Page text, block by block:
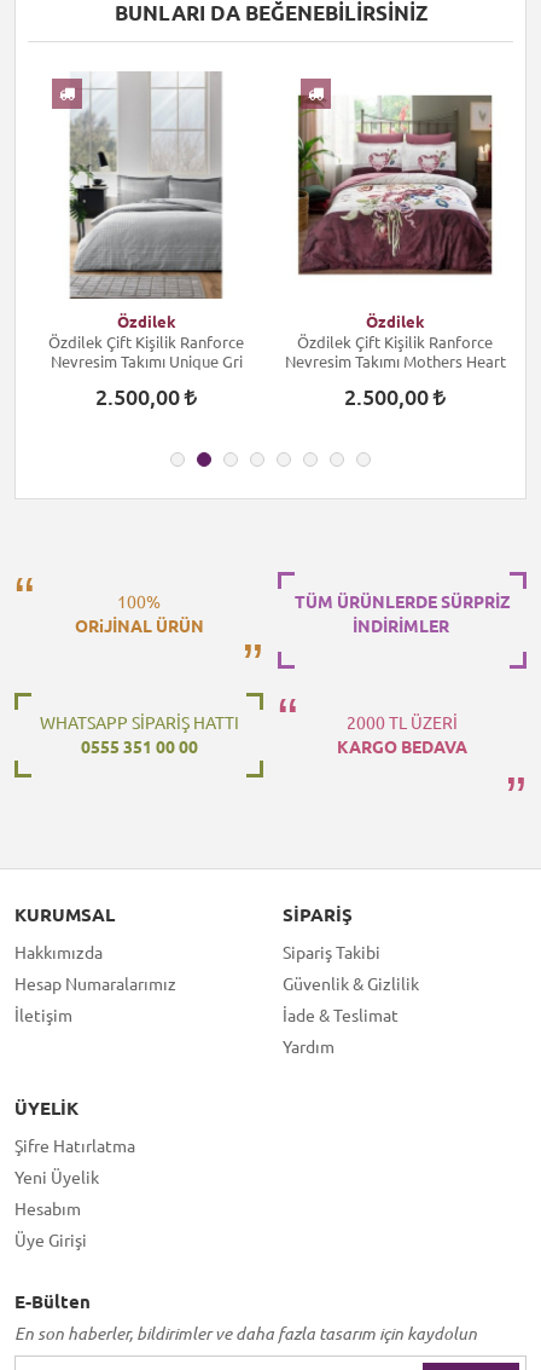
BUNLARI DA BEĞENEBILIRSINIZ
Özdilek
Özdilek Çift Kişilik Ranforce
Nevresim Takımı Unique Gri
2.500,00
Özdilek
Özdilek Çift Kişilik Ranforce
Nevresim Takımı Mothers Heart
2.500,00
100%
ORiJİNAL ÜRÜN
TÜM ÜRÜNLERDE SÜRPRİZ
İNDİRİMLER
WHATSAPP SİPARİŞ HATTI
0555 351 00 00
2000 TL ÜZERİ
KARGO BEDAVA
KURUMSAL
Hakkımızda
Hesap Numaralarımız
İletişim
SIPARIŞ
Sipariş Takibi
Güvenlik & Gizlilik
İade & Teslimat
Yardım
ÜYELIK
Şifre Hatırlatma
Yeni Üyelik
Hesabım
Üye Girişi
E-Bülten
En son haberler, bildirimler ve daha fazla tasarım için kaydolun